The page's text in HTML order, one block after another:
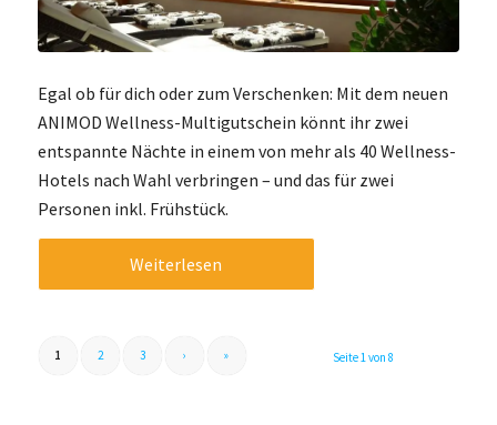
Egal ob für dich oder zum Verschenken: Mit dem neuen
ANIMOD Wellness-Multigutschein könnt ihr zwei
entspannte Nächte in einem von mehr als 40 Wellness-
Hotels nach Wahl verbringen – und das für zwei
Personen inkl. Frühstück.
Weiterlesen
Seite 1 von 8
1 2 3 › »